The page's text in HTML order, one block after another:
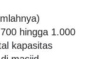
hingga 1.000
kapasitas